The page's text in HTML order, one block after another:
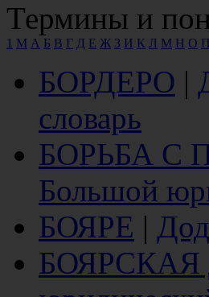
Термины и
1 M А Б В Г Д Е Ж З И К Л М Н О П
БОРДЕРО |
словарь
БОРЬБА С
Большой
БОЯРЕ |